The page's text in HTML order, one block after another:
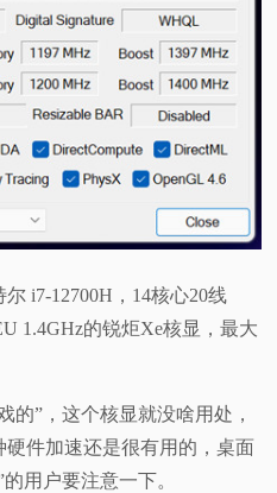
i7-12700H，14核心20线
1.4GHz的锐炬Xe核显，最大
的”，这个核显就没啥用处，
件加速还是很有用的，桌面
用户要注意一下。